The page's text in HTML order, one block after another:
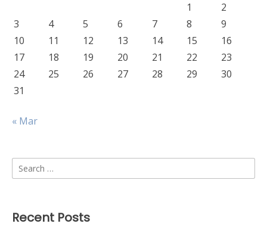
1
2
3
4 5 6 7 8
9
10
11 12 13 14 15
16
17
18 19 20 21 22
23
24
25 26 27 28 29
30
31
« Mar
Search
for:
Recent Posts